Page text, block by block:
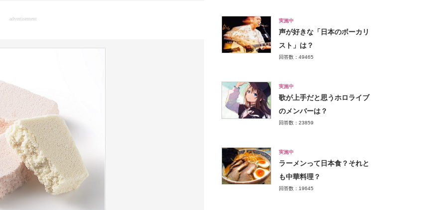
advertisement 実施中
声が好きな「日本のボーカリ
スト」は？
回答数：49465
実施中
歌が上手だと思うホロライブ
のメンバーは？
回答数：23859
実施中
ラーメンって日本食？それと
も中華料理？
回答数：19645